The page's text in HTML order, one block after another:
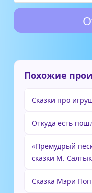
Похожие
Сказки про
Откуда есть
«Премудрый
сказки М.
Сказка Мэри